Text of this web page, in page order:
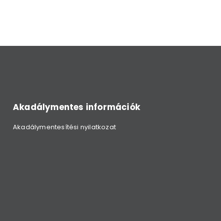
Akadálymentes információk
Akadálymentesítési nyilatkozat